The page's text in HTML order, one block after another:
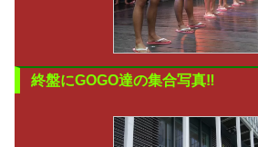
終盤にGOGO達の集合写真‼︎